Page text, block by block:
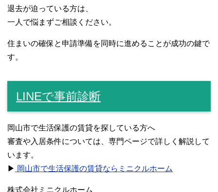
退去が迫っている方は、
一人で悩まずご相談ください。
住まいの確保と申請準備を同時に進めることが成功の鍵で
す。
LINEで事前診断
岡山市で生活保護の賃貸を探している方へ
審査や入居条件については、専門ページで詳しく解説して
います。
▶ 岡山市で生活保護の賃貸ならミニクルホーム
株式会社ミニクルホーム